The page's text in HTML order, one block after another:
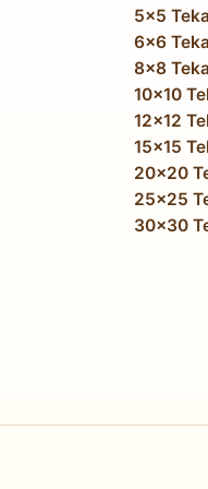
5x5
6x6
8x8
10x10
12x12
15x15
20x20
25x25
30x30